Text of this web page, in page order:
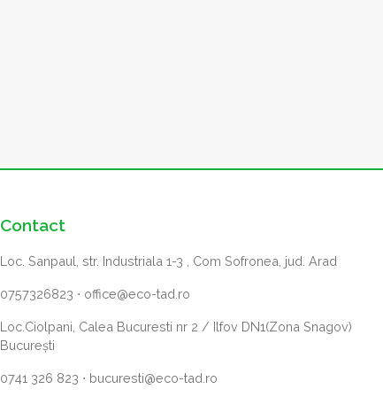
Contact
Loc. Sanpaul, str. Industriala 1-3 , Com Sofronea, jud. Arad
0757326823 ⋅ office@eco-tad.ro
Loc.Ciolpani, Calea Bucuresti nr 2 / Ilfov DN1(Zona Snagov)
București
0741 326 823 ⋅ bucuresti@eco-tad.ro